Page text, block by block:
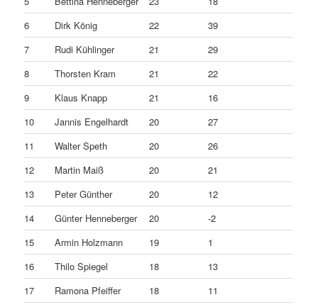
6
Dirk König 22
39
7
Rudi Kühlinger 21
29
8
Thorsten Kram 21
22
9
Klaus Knapp 21
16
10
Jannis Engelhardt 20
27
11
Walter Speth 20
26
12
Martin Maiß 20
21
13
Peter Günther 20
12
14
Günter Henneberger 20
-2
15
Armin Holzmann 19
1
16
Thilo Spiegel 18
13
17
Ramona Pfeiffer 18
11